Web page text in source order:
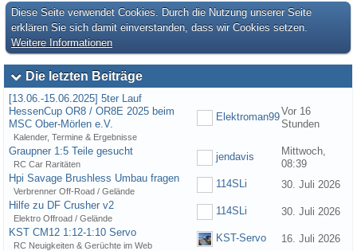
Diese Seite verwendet Cookies. Durch die Nutzung unserer Seite
erklären Sie sich damit einverstanden, dass wir Cookies setzen.
Weitere Informationen
Die letzten Beiträge
[13.06.-15.06.2025] 5ter Lauf
HessenCup OR8 / OR8E 2025 beim
MSC Ober-Mörlen e.V.
Kalender, Termine & Ergebnisse
Elektroman99Vor 16
Stunden
Graupner 1:5 Teile gesucht
RC Car Raritäten
jendavis
Mittwoch,
08:39
Hpi Savage Brushless Umbau fragen
Verbrenner Off-Road / Gelände
114SLi
30. Juli 2026
Hilfe zu DF Crusher v2
Elektro Offroad / Gelände
114SLi
30. Juli 2026
KST CM12 1:12-1:10 Servo
RC Neuigkeiten & Gerüchte im Web
KST-Servo
16. Juli 2026